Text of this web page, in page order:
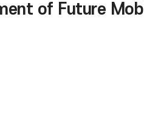
of Future